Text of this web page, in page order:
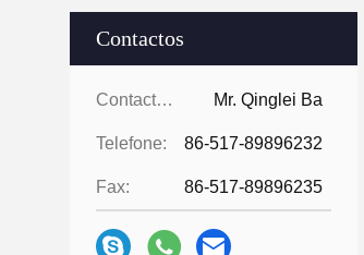
Contactos
Contactos: Mr. Qinglei Ba
Telefone: 86-517-89896232
Fax: 86-517-89896235